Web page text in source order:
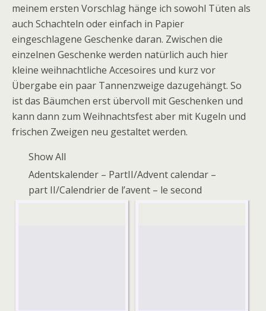
meinem ersten Vorschlag hänge ich sowohl Tüten als
auch Schachteln oder einfach in Papier
eingeschlagene Geschenke daran. Zwischen die
einzelnen Geschenke werden natürlich auch hier
kleine weihnachtliche Accesoires und kurz vor
Übergabe ein paar Tannenzweige dazugehängt. So
ist das Bäumchen erst übervoll mit Geschenken und
kann dann zum Weihnachtsfest aber mit Kugeln und
frischen Zweigen neu gestaltet werden.
Show All
Adentskalender – PartII/Advent calendar –
part II/Calendrier de l’avent – le second